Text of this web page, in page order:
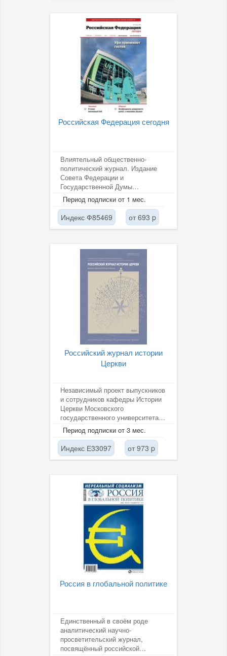
Российская Федерация сегодня
Влиятельный общественно-
политический журнал. Издание
Совета Федерации и
Государственной Думы
Федерального Собрания РФ.
Период подписки от 1 мес.
Индекс Ф85469 от 693 p
Российский журнал истории
Церкви
Независимый проект выпускников
и сотрудников кафедры Истории
Церкви Московского
государственного университета
М. В. Ломоносова (Москва),
призванный...
Период подписки от 3 мес.
Индекс Е33097 от 973 p
Россия в глобальной политике
Единственный в своём роде
аналитический научно-
просветительский журнал,
посвящённый российской